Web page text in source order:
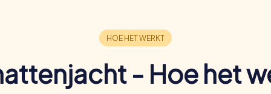
- Hoe het